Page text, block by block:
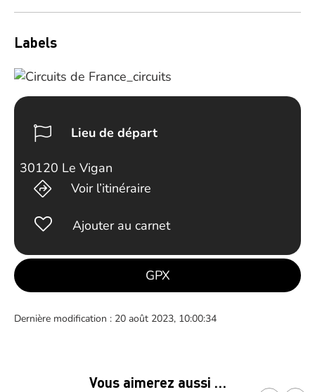
Labels
Lieu de départ
30120 Le Vigan
Voir l’itinéraire
Ajouter au carnet
GPX
Dernière modification : 20 août 2023, 10:00:34
Vous aimerez aussi …